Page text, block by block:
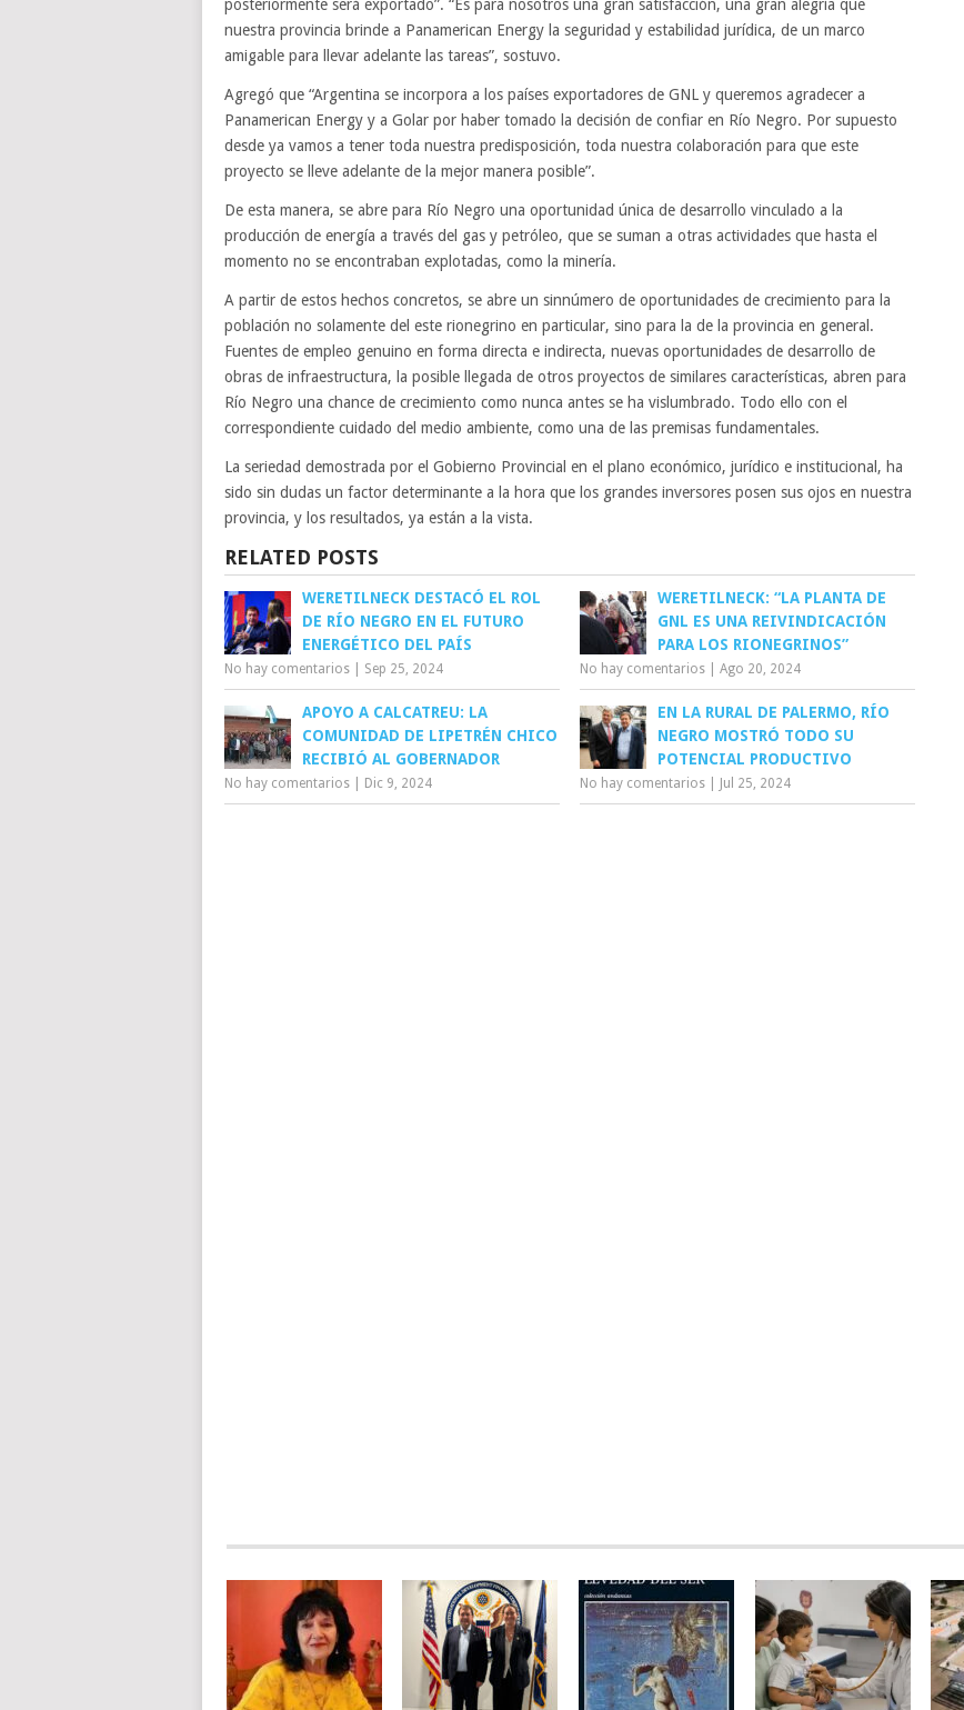
posteriormente será exportado”. “Es para nosotros una gran satisfacción, una gran alegría que
nuestra provincia brinde a Panamerican Energy la seguridad y estabilidad jurídica, de un marco
amigable para llevar adelante las tareas”, sostuvo.
Agregó que “Argentina se incorpora a los países exportadores de GNL y queremos agradecer a
Panamerican Energy y a Golar por haber tomado la decisión de confiar en Río Negro. Por supuesto
desde ya vamos a tener toda nuestra predisposición, toda nuestra colaboración para que este
proyecto se lleve adelante de la mejor manera posible”.
De esta manera, se abre para Río Negro una oportunidad única de desarrollo vinculado a la
producción de energía a través del gas y petróleo, que se suman a otras actividades que hasta el
momento no se encontraban explotadas, como la minería.
A partir de estos hechos concretos, se abre un sinnúmero de oportunidades de crecimiento para la
población no solamente del este rionegrino en particular, sino para la de la provincia en general.
Fuentes de empleo genuino en forma directa e indirecta, nuevas oportunidades de desarrollo de
obras de infraestructura, la posible llegada de otros proyectos de similares características, abren para
Río Negro una chance de crecimiento como nunca antes se ha vislumbrado. Todo ello con el
correspondiente cuidado del medio ambiente, como una de las premisas fundamentales.
La seriedad demostrada por el Gobierno Provincial en el plano económico, jurídico e institucional, ha
sido sin dudas un factor determinante a la hora que los grandes inversores posen sus ojos en nuestra
provincia, y los resultados, ya están a la vista.
RELATED POSTS
WERETILNECK DESTACÓ EL ROL
DE RÍO NEGRO EN EL FUTURO
ENERGÉTICO DEL PAÍS
No hay comentarios Sep 25, 2024
WERETILNECK: “LA PLANTA DE
GNL ES UNA REIVINDICACIÓN
PARA LOS RIONEGRINOS”
No hay comentarios |Ago 20, 2024
APOYO A CALCATREU: LA
COMUNIDAD DE LIPETRÉN CHICO
RECIBIÓ AL GOBERNADOR
No hay comentarios Dic 9, 2024
EN LA RURAL DE PALERMO, RÍO
NEGRO MOSTRÓ TODO SU
POTENCIAL PRODUCTIVO
No hay comentarios Jul 25, 2024